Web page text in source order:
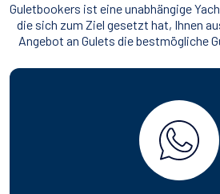
Guletbookers ist eine unabhängige
die sich zum Ziel gesetzt hat, Ihnen
Angebot an Gulets die bestmögliche